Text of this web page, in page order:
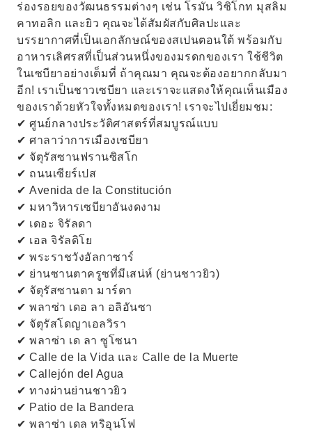
ร่องรอยของวัฒนธรรมต่างๆ เช่น โรมัน วิซิโกท มุสลิม
คาทอลิก และยิว คุณจะได้สัมผัสกับศิลปะและ
บรรยากาศที่เป็นเอกลักษณ์ของสเปนตอนใต้ พร้อมกับ
อาหารเลิศรสที่เป็นส่วนหนึ่งของมรดกของเรา ใช้ชีวิต
ในเซบียาอย่างเต็มที่ ถ้าคุณมา คุณจะต้องอยากกลับมา
อีก! เราเป็นชาวเซบียา และเราจะแสดงให้คุณเห็นเมือง
ของเราด้วยหัวใจทั้งหมดของเรา! เราจะไปเยี่ยมชม:
✔ ศูนย์กลางประวัติศาสตร์ที่สมบูรณ์แบบ
✔ ศาลาว่าการเมืองเซบียา
✔ จัตุรัสซานฟรานซิสโก
✔ ถนนเซียร์เปส
✔ Avenida de la Constitución
✔ มหาวิหารเซบียาอันงดงาม
✔ เดอะ จิรัลดา
✔ เอล จิรัลดิโย
✔ พระราชวังอัลกาซาร์
✔ ย่านซานตาครูซที่มีเสน่ห์ (ย่านชาวยิว)
✔ จัตุรัสซานตา มาร์ตา
✔ พลาซ่า เดอ ลา อลิอันซา
✔ จัตุรัสโดญาเอลวิรา
✔ พลาซ่า เด ลา ซูโซนา
✔ Calle de la Vida และ Calle de la Muerte
✔ Callejón del Agua
✔ ทางผ่านย่านชาวยิว
✔ Patio de la Bandera
✔ พลาซ่า เดล ทริอุนโฟ